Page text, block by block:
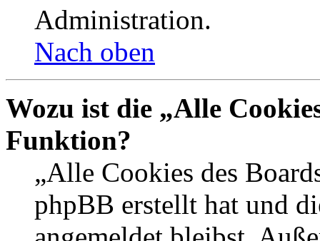
Administration.
Nach oben
Wozu ist die „Alle
Funktion?
„Alle Cookies des
phpBB erstellt hat und